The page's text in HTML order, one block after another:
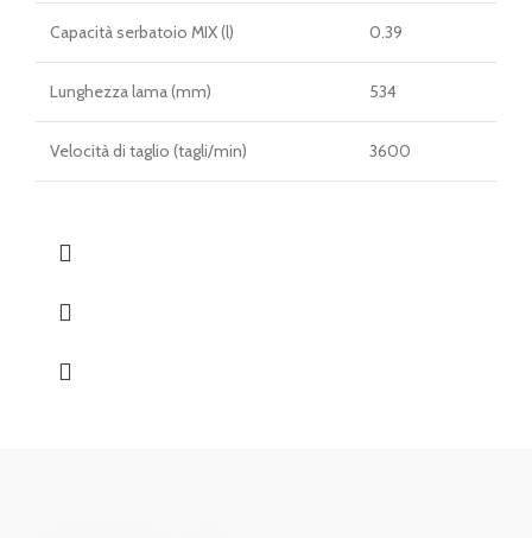
Capacità serbatoio MIX (l) 0.39
Lunghezza lama (mm) 534
Velocità di taglio (tagli/min) 3600